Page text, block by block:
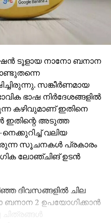
ടൂളായ നാനോ ബനാന
സങ്കീര്‍ണമായ
ഭാഷ നിര്‍ദേശങ്ങളില്‍
കഴിവുമാണ് ഇതിനെ
ഇതിന്റെ അടുത്ത
വലിയ
സൂചനകള്‍ പ്രകാരം
ലോഞ്ചിങ് ഉടന്‍
ദിവസങ്ങളില്‍ ചില
2 ഉപയോഗിക്കാന്‍